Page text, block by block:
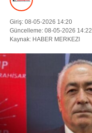
RESMI İLANLAR
E-GAZETE
Giriş: 08-05-2026 14:20
Güncelleme: 08-05-2026 14:22
Kaynak: HABER MERKEZI